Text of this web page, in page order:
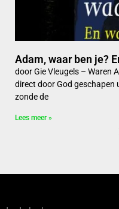
Adam, waar ben je?
door Gie Vleugels – Waren
direct door God geschapen
zonde de
Lees meer »